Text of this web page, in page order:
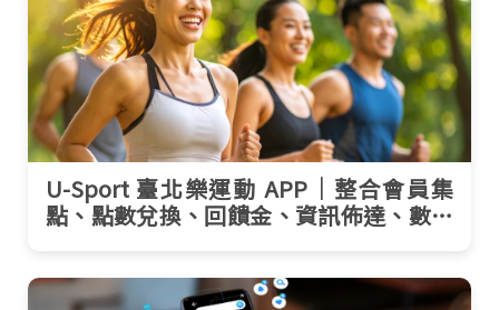
U-Sport 臺北樂運動 APP｜整合會員集
點、點數兌換、回饋金、資訊佈達、數據